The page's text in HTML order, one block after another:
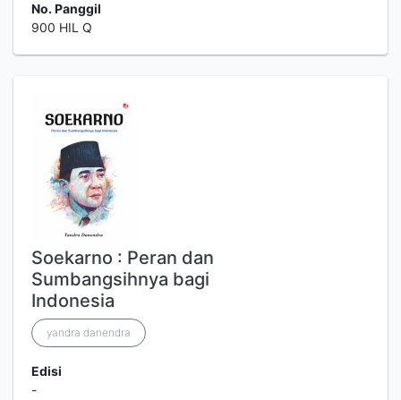
No. Panggil
900 HIL Q
Soekarno : Peran dan
Sumbangsihnya bagi
Indonesia
yandra danendra
Edisi
-